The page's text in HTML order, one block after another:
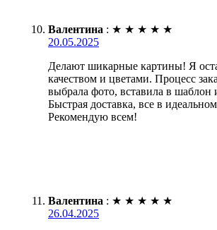
Валентина : ★ ★ ★ ★ ★
20.05.2025
Делают шикарные картины! Я
качеством и цветами. Процесс
выбрала фото, вставила в шаблон
Быстрая доставка, все в
Рекомендую всем!
Валентина : ★ ★ ★ ★ ★
26.04.2025